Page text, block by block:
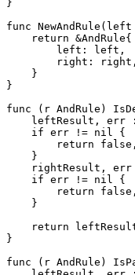
}
func
    return &AndRule{
        left: left,
        right: right,
    }
}
func (r AndRule)
leftResult, err
    if err != nil {
return
    }
rightResult,
    if err != nil {
return
    }
return
}
func (r AndRule)